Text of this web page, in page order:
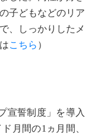
子どもなどのリア
、しっかりしたメ
こちら ）
宣誓制度」を導入
月間の1ヵ月間、